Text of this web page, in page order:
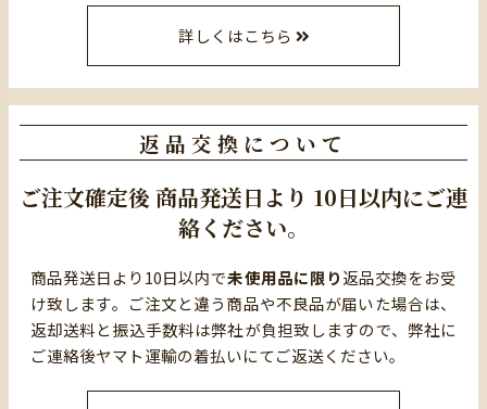
詳しくはこちら
返品交換について
ご注文確定後商品発送日より 10日以内にご連
絡ください。
商品発送日より10日以内で未使用品に限り返品交換をお受
け致します。ご注文と違う商品や不良品が届いた場合は、
返却送料と振込手数料は弊社が負担致しますので、弊社に
ご連絡後ヤマト運輸の着払いにてご返送ください。